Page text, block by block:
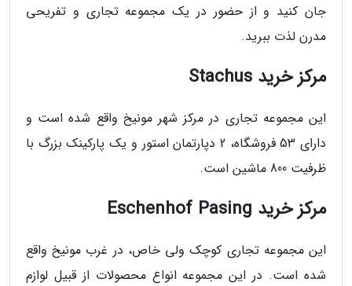
جان کنید و از حضور در یک مجموعه تجاری و تفریحی
مدرن لذت ببرید.
مرکز خرید Stachus
این مجموعه تجاری در مرکز شهر مونیخ واقع شده است و
دارای 53 فروشگاه، 2 دپارتمان استور و یک پارکینک بزرگ با
ظرفیت 800 ماشین است.
مرکز خرید Eschenhof Pasing
این مجموعه تجاری کوچک ولی خاص، در غرب مونیخ واقع
شده است. در این مجموعه انواع محصولات از قبیل لوازم